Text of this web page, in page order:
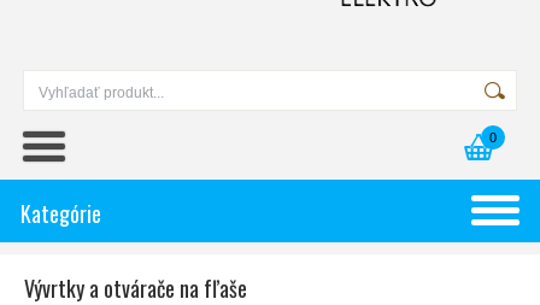
0
Kategórie
Vývrtky a otvárače na fľaše